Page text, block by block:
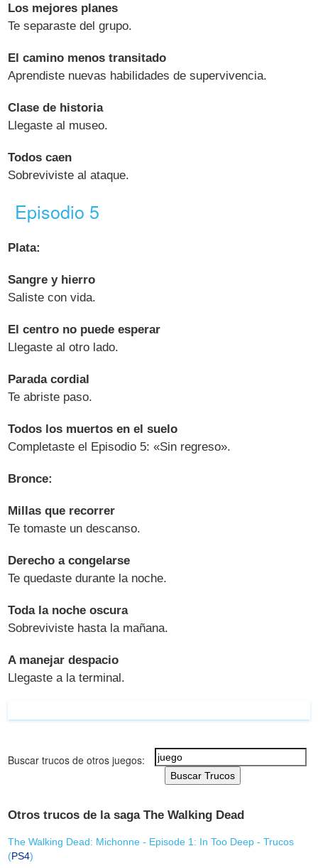
Los mejores planes
Te separaste del grupo.
El camino menos transitado
Aprendiste nuevas habilidades de supervivencia.
Clase de historia
Llegaste al museo.
Todos caen
Sobreviviste al ataque.
Episodio 5
Plata:
Sangre y hierro
Saliste con vida.
El centro no puede esperar
Llegaste al otro lado.
Parada cordial
Te abriste paso.
Todos los muertos en el suelo
Completaste el Episodio 5: «Sin regreso».
Bronce:
Millas que recorrer
Te tomaste un descanso.
Derecho a congelarse
Te quedaste durante la noche.
Toda la noche oscura
Sobreviviste hasta la mañana.
A manejar despacio
Llegaste a la terminal.
Buscar trucos de otros juegos:
Buscar Trucos
Otros trucos de la saga The Walking Dead
The Walking Dead: Michonne - Episode 1: In Too Deep - Trucos
(PS4)